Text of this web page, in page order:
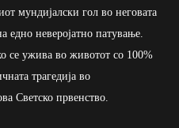
мундијалски гол во неговата
едно неверојатно патување.
се ужива во животот со 100%
трагедија во
Светско првенство.